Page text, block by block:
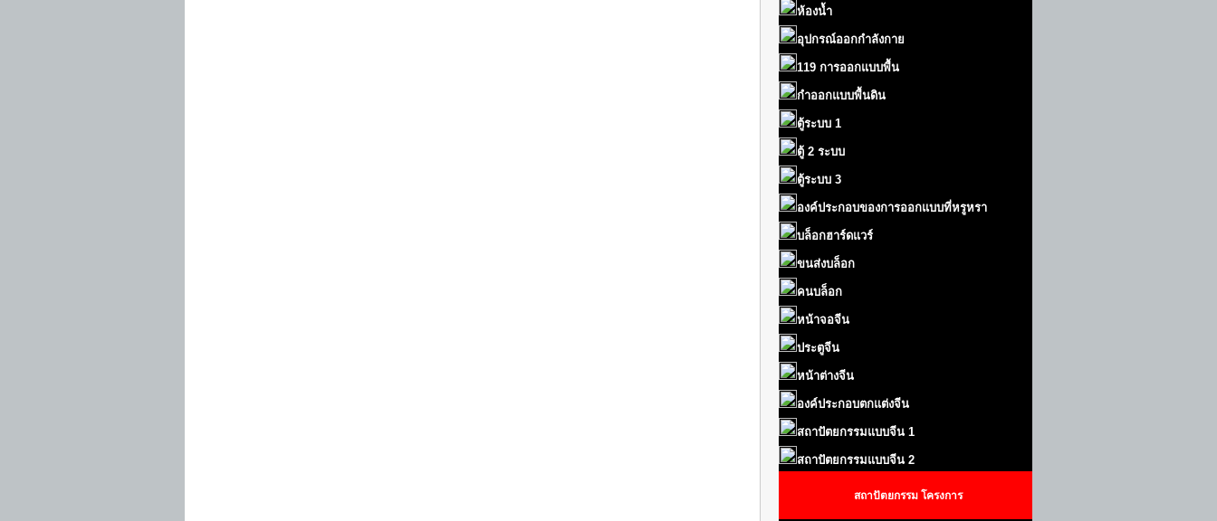
ห้องน้ำ
อุปกรณ์ออกกำลังกาย
119 การออกแบบพื้น
กำออกแบบพื้นดิน
ตู้ระบบ 1
ตู้ 2 ระบบ
ตู้ระบบ 3
องค์ประกอบของการออกแบบที่หรูหรา
บล็อกฮาร์ดแวร์
ขนส่งบล็อก
คนบล็อก
หน้าจอจีน
ประตูจีน
หน้าต่างจีน
องค์ประกอบตกแต่งจีน
สถาปัตยกรรมแบบจีน 1
สถาปัตยกรรมแบบจีน 2
สถาปัตยกรรม โครงการ